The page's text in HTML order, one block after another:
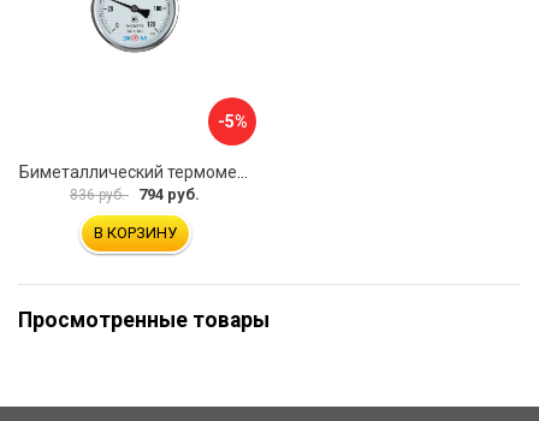
-5%
836 руб. 794 руб.
В КОРЗИНУ
Просмотренные товары